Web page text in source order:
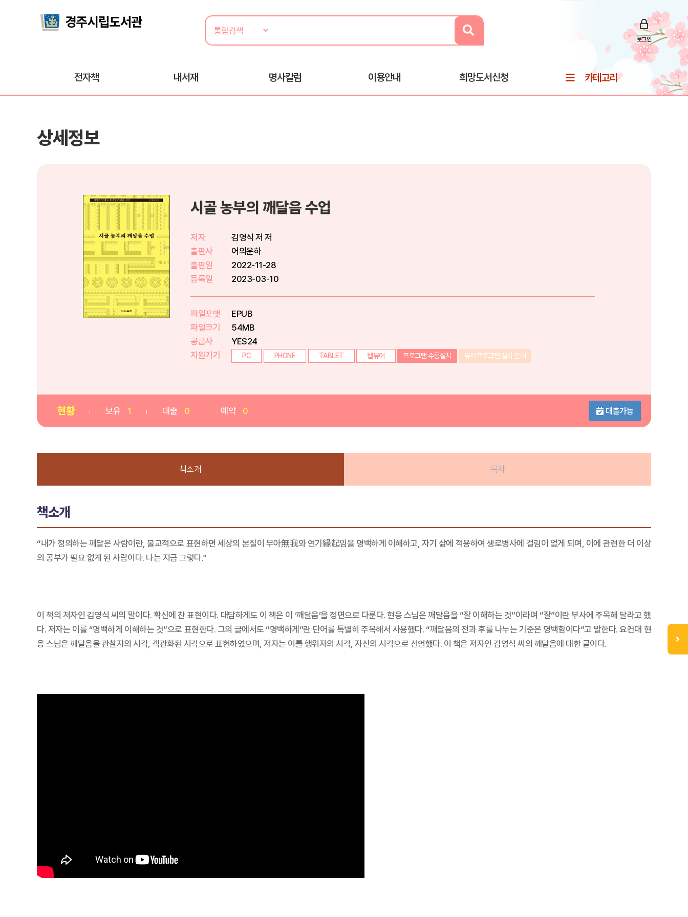
로그인
전자책 내서재 명사칼럼 이용안내 희망도서신청 카테고리
상세정보
시골 농부의 깨달음 수업
저자
김영식 저 저
출판사
어의운하
출판일
2022-11-28
등록일
2023-03-10
파일포맷
EPUB
파일크기
54MB
공급사
YES24
지원기기
PC PHONE TABLET 웹뷰어 프로그램 수동설치 뷰어프로그램 설치 안내
현황 보유 1 대출 0 예약 0 대출가능
책소개 목차
책소개
“내가 정의하는 깨달은 사람이란, 불교적으로 표현하면 세상의 본질이 무아無我와 연기緣起임을 명백하게 이해하고, 자기 삶에 적용하여 생로병사에 걸림이 없게 되며, 이에 관련한 더 이상
의 공부가 필요 없게 된 사람이다. 나는 지금 그렇다.”
이 책의 저자인 김영식 씨의 말이다. 확신에 찬 표현이다. 대담하게도 이 책은 이 ‘깨달음’을 정면으로 다룬다. 현응 스님은 깨달음을 “잘 이해하는 것”이라며 “잘”이란 부사에 주목해 달라고 했
다. 저자는 이를 “명백하게 이해하는 것”으로 표현한다. 그의 글에서도 “명백하게”란 단어를 특별히 주목해서 사용했다. “깨달음의 전과 후를 나누는 기준은 명백함이다”고 말한다. 요컨대 현
응 스님은 깨달음을 관찰자의 시각, 객관화된 시각으로 표현하였으며, 저자는 이를 행위자의 시각, 자신의 시각으로 선언했다. 이 책은 저자인 김영식 씨의 깨달음에 대한 글이다.